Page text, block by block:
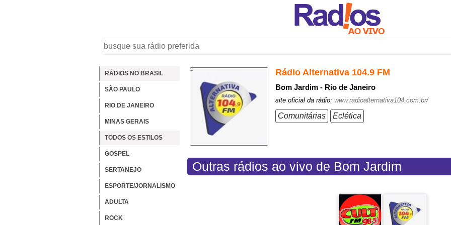
RÁDIOS NO BRASIL
SÃO PAULO
RIO DE JANEIRO
MINAS GERAIS
TODOS OS ESTILOS
GOSPEL
SERTANEJO
ESPORTE/JORNALISMO
ADULTA
ROCK
Rádio Alternativa 104.9 FM
Bom Jardim - Rio de Janeiro
site oficial da rádio: www.radioalternativa104.com.br/
Comunitárias Eclética
Outras rádios ao vivo de Bom Jardim